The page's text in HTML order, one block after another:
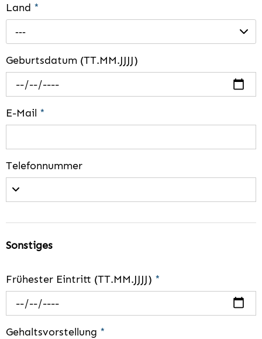
Land *
---
Geburtsdatum (TT.MM.JJJJ)
E-Mail *
Telefonnummer
Sonstiges
Frühester Eintritt (TT.MM.JJJJ) *
Gehaltsvorstellung *